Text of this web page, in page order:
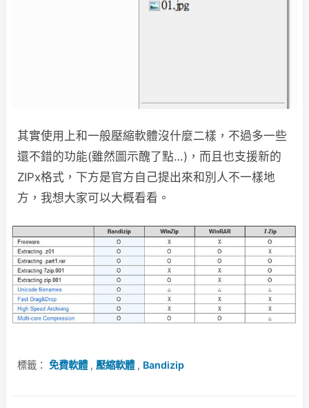
其實使用上和一般壓縮軟體沒什麼二樣，不過多一些
還不錯的功能(雖然圖示醜了點…)，而且也支援新的
ZIPx格式，下方是官方自己提出來和別人不一樣地
方，我想大家可以大概看看。
標籤： 免費軟體, 壓縮軟體, Bandizip